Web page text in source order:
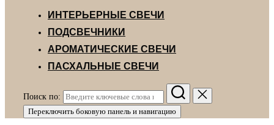
ИНТЕРЬЕРНЫЕ СВЕЧИ
ПОДСВЕЧНИКИ
АРОМАТИЧЕСКИЕ СВЕЧИ
ПАСХАЛЬНЫЕ СВЕЧИ
Поиск по:
Переключить боковую панель и навигацию